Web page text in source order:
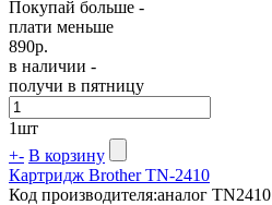
Покупай больше -
плати меньше
890р.
в наличии -
получи в пятницу
1шт
+- В корзину
Картридж Brother TN-2410
Код производителя:аналог TN2410